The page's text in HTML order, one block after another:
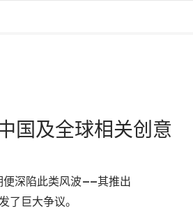
中国及全球相关创意
便深陷此类风波——其推出
了巨大争议。